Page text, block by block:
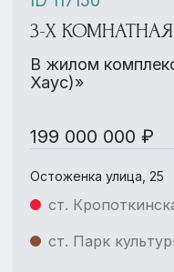
3-Х КОМНАТНАЯ
В жилом
Хаус)»
199 000 000 ₽
Остоженка улица, 25
ст.
ст. Парк